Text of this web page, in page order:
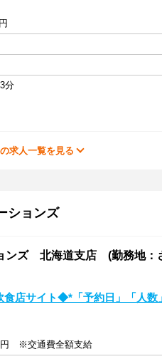
分
求人一覧を見る
ションズ
ンズ 北海道支店 (勤務地：
食店サイト◆*「予約日」「人
円 ※交通費全額支給